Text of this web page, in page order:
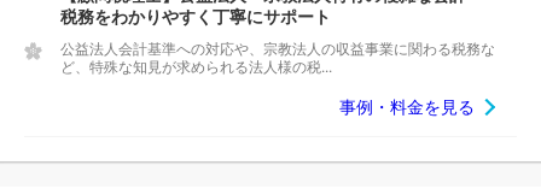
税務をわかりやすく丁寧にサポート
公益法人会計基準への対応や、宗教法人の収益事業に関わる税務な
ど、特殊な知見が求められる法人様の税...
事例・料金を見る